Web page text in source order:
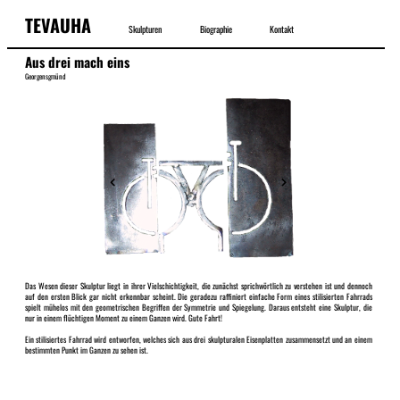
TEVAUHA Skulpturen Biographie Kontakt
Aus drei mach eins
Georgensgmünd
Das Wesen dieser Skulptur liegt in ihrer Vielschichtigkeit, die zunächst sprichwörtlich zu verstehen ist und dennoch
auf den ersten Blick gar nicht erkennbar scheint. Die geradezu raffiniert einfache Form eines stilisierten Fahrrads
spielt mühelos mit den geometrischen Begriffen der Symmetrie und Spiegelung. Daraus entsteht eine Skulptur, die
nur in einem flüchtigen Moment zu einem Ganzen wird. Gute Fahrt!
Ein stilisiertes Fahrrad wird entworfen, welches sich aus drei skulpturalen Eisenplatten zusammensetzt und an einem
bestimmten Punkt im Ganzen zu sehen ist.